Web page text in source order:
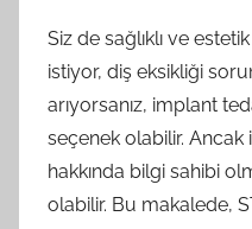
Siz de sağlıklı ve
istiyor, diş eksikliği
arıyorsanız, implant
seçenek olabilir.
hakkında bilgi sahibi
olabilir. Bu makalede,